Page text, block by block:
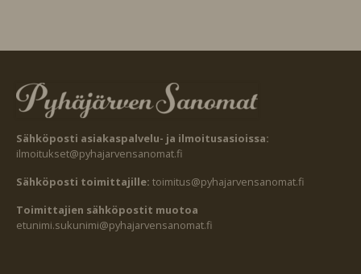
Sähköposti asiakaspalvelu- ja ilmoitusasioissa:
ilmoitukset@pyhajarvensanomat.fi
Sähköposti toimittajille: toimitus@pyhajarvensanomat.fi
Toimittajien sähköpostit muotoa
etunimi.sukunimi@pyhajarvensanomat.fi